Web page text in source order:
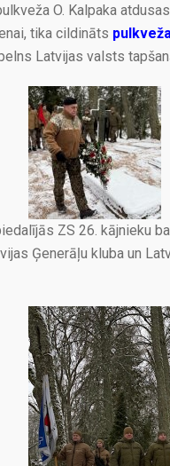
O. Kalpaka
tika cildināts
Latvijas valsts
ZS 26. kājnieku
Ģenerāļu kluba un